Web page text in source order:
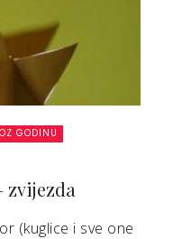
GODINU
zvijezda
(kuglice i sve one